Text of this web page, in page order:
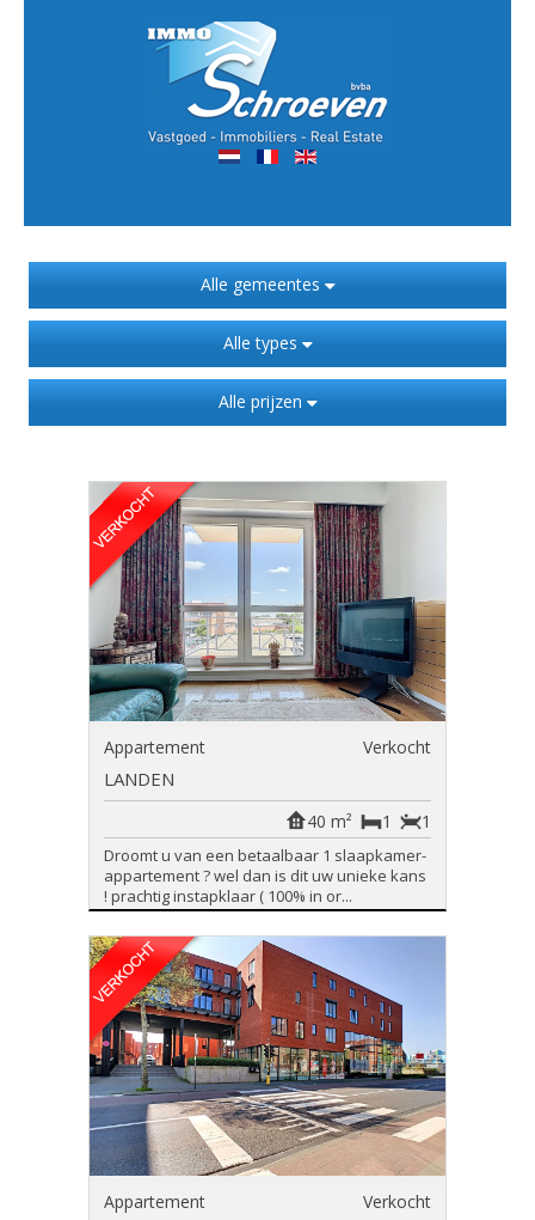
Alle gemeentes
Alle types
Alle prijzen
Appartement Verkocht
LANDEN
1
1
40 m²
Droomt u van een betaalbaar 1 slaapkamer-
appartement ? wel dan is dit uw unieke kans
! prachtig instapklaar ( 100% in or...
Appartement Verkocht